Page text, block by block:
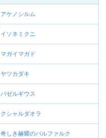
アケノシルム
イソネミクニ
マガイマガド
ヤツカダキ
バゼルギウス
クシャルダオラ
奇しき赫耀のバルファルク